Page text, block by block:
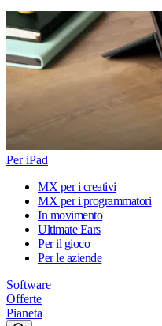
Per iPad
MX per i creativi
MX per i programmatori
In movimento
Ultimate Ears
Per il gioco
Per le aziende
Software
Offerte
Pianeta